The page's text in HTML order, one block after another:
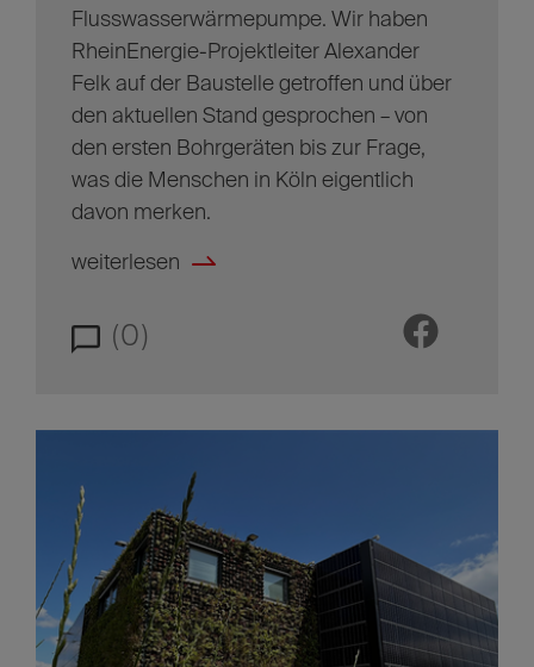
Flusswasserwärmepumpe. Wir haben
RheinEnergie-Projektleiter Alexander
Felk auf der Baustelle getroffen und über
den aktuellen Stand gesprochen – von
den ersten Bohrgeräten bis zur Frage,
was die Menschen in Köln eigentlich
davon merken.
weiterlesen
(0)